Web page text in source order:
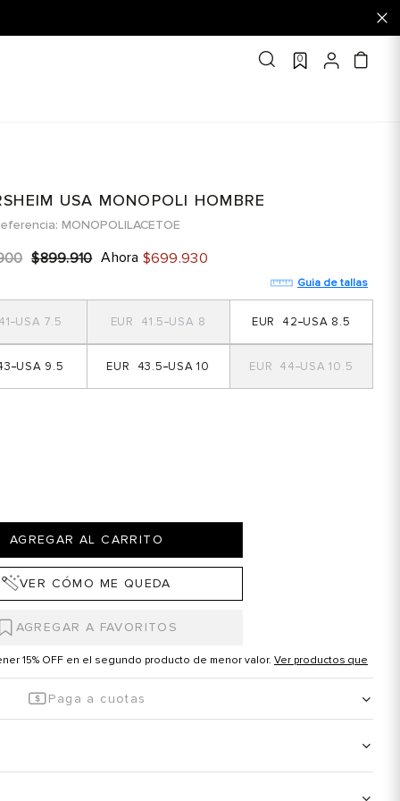
0
USA MONOPOLI HOMBRE
MONOPOLILACETOE
$899.910 Ahora $699.930
Guia de tallas
7.5 8
41.5 8.5
42
9.5 10
43.5 10.5
44
AGREGAR AL CARRITO
VER CÓMO ME QUEDA
15% OFF en el segundo producto de menor valor. Ver productos que
Paga a cuotas